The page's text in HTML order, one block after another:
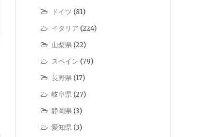
ドイツ (81)
イタリア (224)
山梨県 (22)
スペイン (79)
長野県 (17)
岐阜県 (27)
静岡県 (3)
愛知県 (3)